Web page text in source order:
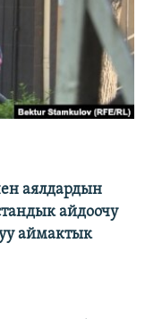
аялдардын
айдоочу
аймактык